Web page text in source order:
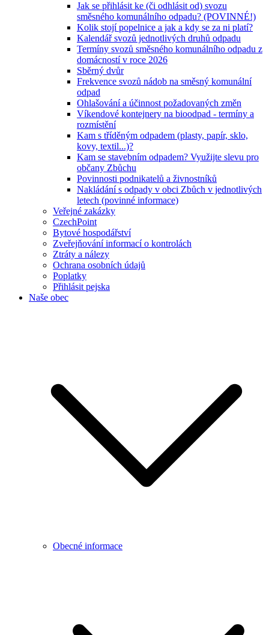
Jak se přihlásit ke (či odhlásit od) svozu
směsného komunálního odpadu? (POVINNÉ!)
Kolik stojí popelnice a jak a kdy se za ni platí?
Kalendář svozů jednotlivých druhů odpadu
Termíny svozů směsného komunálního odpadu z
domácností v roce 2026
Sběrný dvůr
Frekvence svozů nádob na směsný komunální
odpad
Ohlašování a účinnost požadovaných změn
Víkendové kontejnery na bioodpad - termíny a
rozmístění
Kam s tříděným odpadem (plasty, papír, sklo,
kovy, textil...)?
Kam se stavebním odpadem? Využijte slevu pro
občany Zbůchu
Povinnosti podnikatelů a živnostníků
Nakládání s odpady v obci Zbůch v jednotlivých
letech (povinné informace)
Veřejné zakázky
CzechPoint
Bytové hospodářství
Zveřejňování informací o kontrolách
Ztráty a nálezy
Ochrana osobních údajů
Poplatky
Přihlásit pejska
Naše obec
Obecné informace